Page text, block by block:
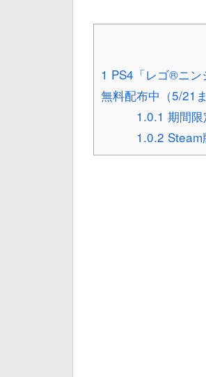
1 PS4「レゴ®ニン
無料配布中（5/21ま
1.0.1 期間
1.0.2